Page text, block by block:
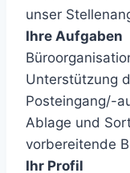
unser
Ihre Aufgaben
Unterstützung
Posteingang/-
Ablage und
vorbereitende
Ihr Profil